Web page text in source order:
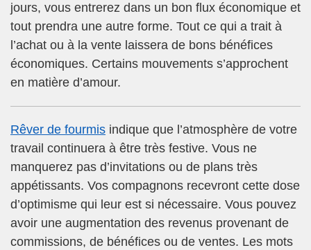
jours, vous entrerez dans un bon flux économique et
tout prendra une autre forme. Tout ce qui a trait à
l’achat ou à la vente laissera de bons bénéfices
économiques. Certains mouvements s’approchent
en matière d’amour.
Rêver de fourmis indique que l’atmosphère de votre
travail continuera à être très festive. Vous ne
manquerez pas d’invitations ou de plans très
appétissants. Vos compagnons recevront cette dose
d’optimisme qui leur est si nécessaire. Vous pouvez
avoir une augmentation des revenus provenant de
commissions, de bénéfices ou de ventes. Les mots